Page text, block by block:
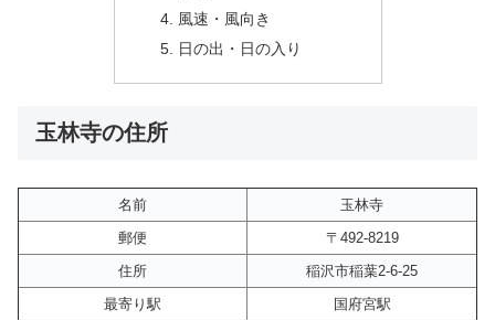
風速・風向き
日の出・日の入り
玉林寺の住所
名前
玉林寺
郵便
〒492-8219
住所
稲沢市稲葉2-6-25
最寄り駅
国府宮駅